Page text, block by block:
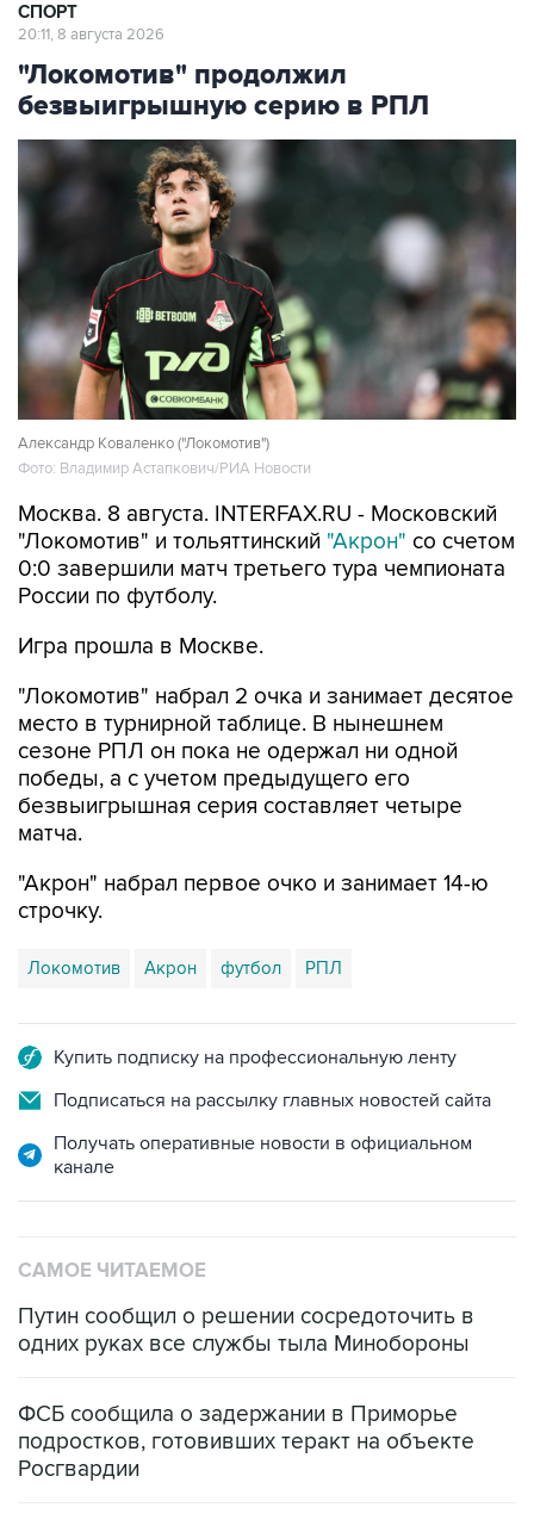
СПОРТ
20:11, 8 августа 2026
"Локомотив" продолжил
безвыигрышную серию в РПЛ
Александр Коваленко ("Локомотив")
Фото: Владимир Астапкович/РИА Новости
Москва. 8 августа. INTERFAX.RU - Московский
"Локомотив" и тольяттинский "Акрон" со счетом
0:0 завершили матч третьего тура чемпионата
России по футболу.
Игра прошла в Москве.
"Локомотив" набрал 2 очка и занимает десятое
место в турнирной таблице. В нынешнем
сезоне РПЛ он пока не одержал ни одной
победы, а с учетом предыдущего его
безвыигрышная серия составляет четыре
матча.
"Акрон" набрал первое очко и занимает 14-ю
строчку.
Локомотив Акрон футбол РПЛ
Купить подписку на профессиональную ленту
Подписаться на рассылку главных новостей сайта
Получать оперативные новости в официальном
канале
САМОЕ ЧИТАЕМОЕ
Путин сообщил о решении сосредоточить в
одних руках все службы тыла Минобороны
ФСБ сообщила о задержании в Приморье
подростков, готовивших теракт на объекте
Росгвардии